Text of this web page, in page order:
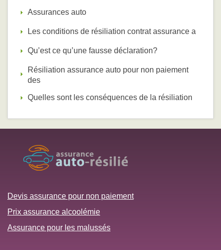
Assurances auto
Les conditions de résiliation contrat assurance a
Qu’est ce qu’une fausse déclaration?
Résiliation assurance auto pour non paiement
des
Quelles sont les conséquences de la résiliation
Devis assurance pour non paiement
Prix assurance alcoolémie
Assurance pour les malussés